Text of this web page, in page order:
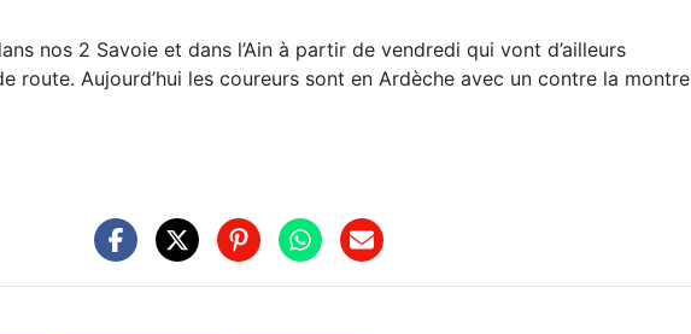
nos 2 Savoie et dans l’Ain à partir de vendredi qui vont d’ailleurs
route. Aujourd’hui les coureurs sont en Ardèche avec un contre la montre